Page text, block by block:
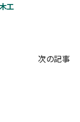
工
次の記事